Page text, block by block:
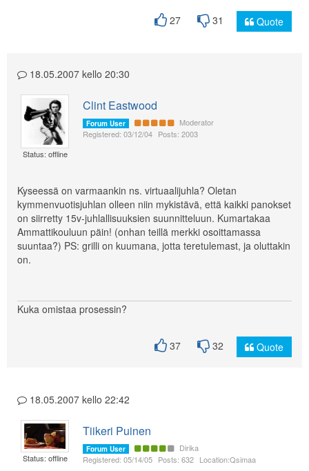
27 31 Quote
18.05.2007 kello 20:30
Status: offline
Clint Eastwood
Forum User
Moderator
Registered: 03/12/04 Posts: 2003
Kyseessä on varmaankin ns. virtuaalijuhla? Oletan
kymmenvuotisjuhlan olleen niin mykistävä, että kaikki panokset
on siirretty 15v-juhlallisuuksien suunnitteluun. Kumartakaa
Ammattikouluun päin! (onhan teillä merkki osoittamassa
suuntaa?) PS: grilli on kuumana, jotta teretulemast, ja oluttakin
on.
Kuka omistaa prosessin?
37 32 Quote
18.05.2007 kello 22:42
Status: offline
Tiikeri Puinen
Forum User
Dirika
Registered: 05/14/05 Posts: 632 Location:Qsimaa